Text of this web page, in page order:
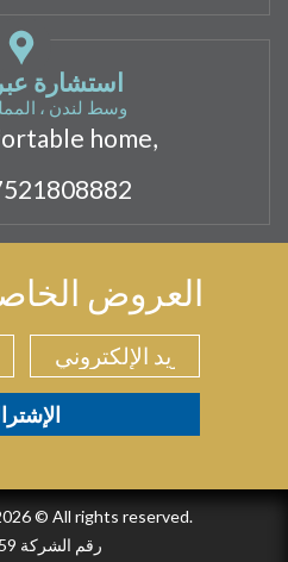
استشارة
وسط لندن ،
home,
العروض
© All rights reserved.
رقم الشركة 10479359